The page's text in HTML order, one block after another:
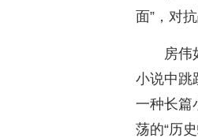
面”，对
房伟
小说中跳
一种长篇
荡的“历